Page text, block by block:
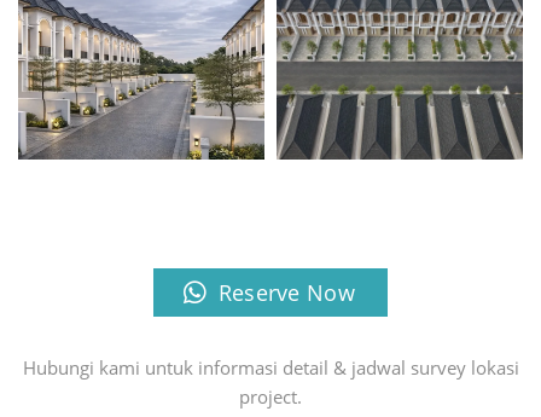
Reserve Now
Hubungi kami untuk informasi detail & jadwal survey lokasi
project.